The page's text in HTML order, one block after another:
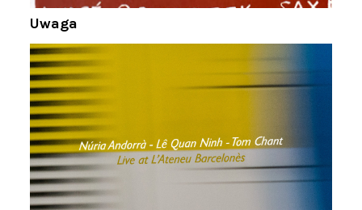
Uwaga